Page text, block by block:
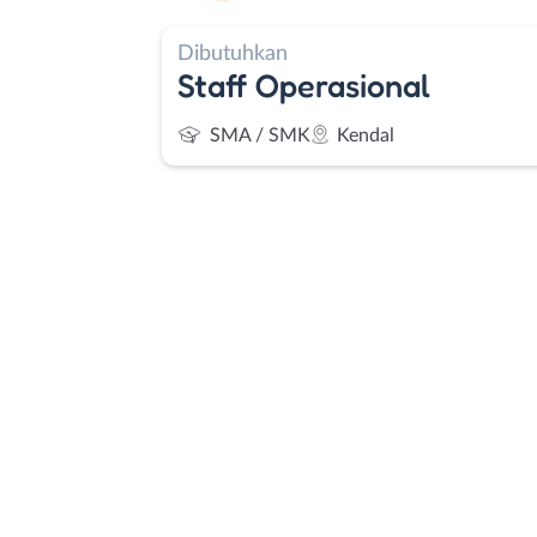
Dibutuhkan
Staff Operasional
SMA / SMK Kendal